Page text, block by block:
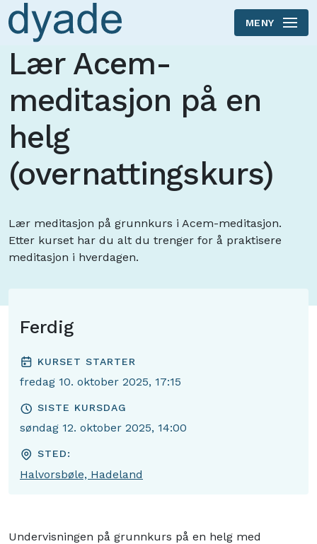
Skip to main content
MENY
Lær Acem-
meditasjon på en
helg
(overnattingskurs)
Lær meditasjon på grunnkurs i Acem-meditasjon.
Etter kurset har du alt du trenger for å praktisere
meditasjon i hverdagen.
Ferdig
KURSET STARTER
fredag 10. oktober 2025, 17:15
SISTE KURSDAG
søndag 12. oktober 2025, 14:00
STED:
Halvorsbøle, Hadeland
Undervisningen på grunnkurs på en helg med